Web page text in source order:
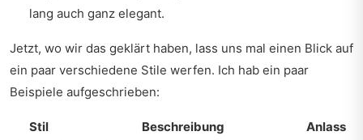
lang auch ganz elegant.
Jetzt, wo wir das geklärt haben, lass uns mal einen Blick auf
ein paar verschiedene Stile werfen. Ich hab ein paar
Beispiele aufgeschrieben:
Stil Beschreibung
Anlass